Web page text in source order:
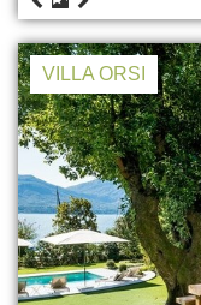
VILLA ORSI